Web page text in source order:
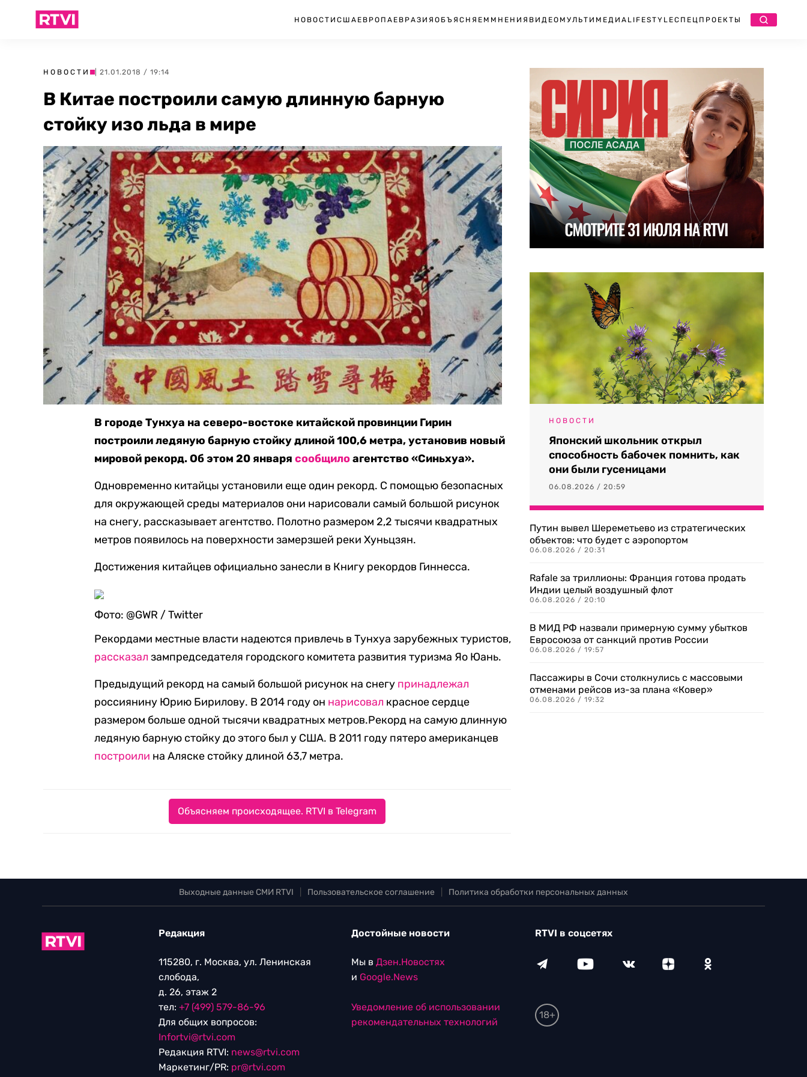
НОВОСТИ США ЕВРОПА ЕВРАЗИЯ ОБЪЯСНЯЕМ МНЕНИЯ ВИДЕО МУЛЬТИМЕДИА LIFESTYLEСПЕЦПРОЕКТЫ
НОВОСТИ | 21.01.2018 / 19:14
В Китае построили самую длинную барную
стойку изо льда в мире
В городе Тунхуа на северо-востоке китайской провинции Гирин
построили ледяную барную стойку длиной 100,6 метра, установив новый
мировой рекорд. Об этом 20 январясообщилоагентство «Синьхуа».
Одновременно китайцы установили еще один рекорд. С помощью безопасных
для окружающей среды материалов они нарисовали самый большой рисунок
на снегу, рассказывает агентство. Полотно размером 2,2 тысячи квадратных
метров появилось на поверхности замерзшей реки Хуньцзян.
Достижения китайцев официально занесли в Книгу рекордов Гиннесса.
Фото: @GWR / Twitter
Рекордами местные власти надеются привлечь в Тунхуа зарубежных туристов,
рассказал зампредседателя городского комитета развития туризма Яо Юань.
Предыдущий рекорд на самый большой рисунок на снегу принадлежал
россиянину Юрию Бирилову. В 2014 году он нарисовал красное сердце
размером больше одной тысячи квадратных метров.Рекорд на самую длинную
ледяную барную стойку до этого был у США. В 2011 году пятеро американцев
построили на Аляске стойку длиной 63,7 метра.
Объясняем происходящее. RTVI в Telegram
НОВОСТИ
Японский школьник открыл
способность бабочек помнить, как
они были гусеницами
06.08.2026 / 20:59
Путин вывел Шереметьево из стратегических
объектов: что будет с аэропортом
06.08.2026 / 20:31
Rafale за триллионы: Франция готова продать
Индии целый воздушный флот
06.08.2026 / 20:10
В МИД РФ назвали примерную сумму убытков
Евросоюза от санкций против России
06.08.2026 / 19:57
Пассажиры в Сочи столкнулись с массовыми
отменами рейсов из-за плана «Ковер»
06.08.2026 / 19:32
Выходные данные СМИ RTVI Пользовательское соглашение Политика обработки персональных данных
Редакция
115280, г. Москва, ул. Ленинская
слобода,
д. 26, этаж 2
тел: +7 (499) 579-86-96
Для общих вопросов:
Infortvi@rtvi.com
Редакция RTVI: news@rtvi.com
Маркетинг/PR: pr@rtvi.com
Достойные новости
Мы в Дзен.Новостях
и Google.News
Уведомление об использовании
рекомендательных технологий
RTVI в соцсетях
18+